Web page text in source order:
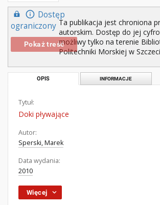
Dostęp
ograniczony
Pokaż treść
Ta publikacja jest chroniona
autorskim. Dostęp do jej
możliwy tylko na terenie
Politechniki Morskiej w
OPIS INFORMACJE
Tytuł:
Doki pływające
Autor:
Sperski, Marek
Data wydania:
2010
Więcej